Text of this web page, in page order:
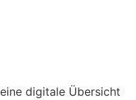
digitale Übersicht